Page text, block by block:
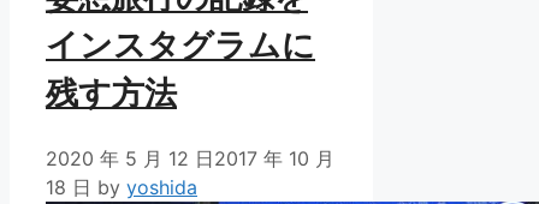
インスタグラムに
残す方法
2020 年 5 月 12 日2017 年 10 月
18 日 by yoshida